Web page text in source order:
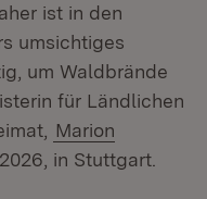
ist in den
umsichtiges
um Waldbrände
für Ländlichen
Marion
in Stuttgart.